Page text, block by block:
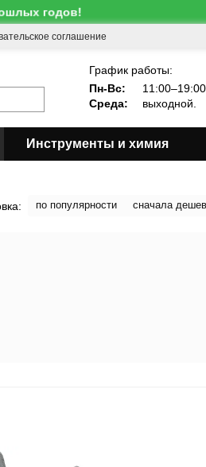
годов!
соглашение
График работы:
Пн-Вс:
11:00–19:00
Среда:
выходной.
Инструменты и химия
по популярности сначала